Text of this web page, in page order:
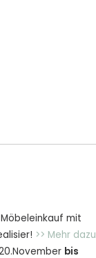
mit
>> Mehr dazu
bis